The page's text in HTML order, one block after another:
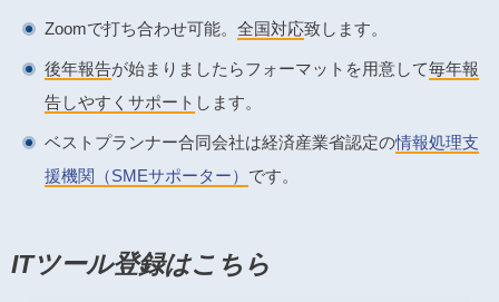
Zoomで打ち合わせ可能。 全国対応致します。
後年報告が始まりましたらフォーマットを用意して毎年報
告しやすくサポート します。
ベストプランナー合同会社は経済産業省認定の情報処理支
援機関（SMEサポーター） です。
ITツール登録はこちら